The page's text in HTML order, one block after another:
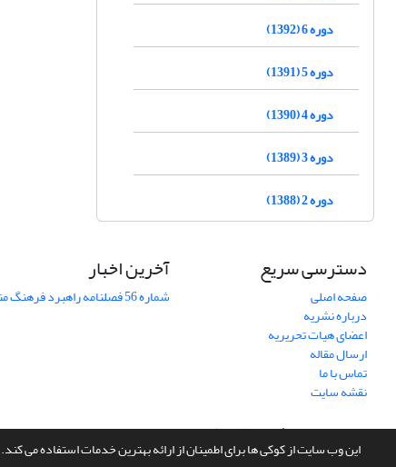
این وب سایت از کوکی ها برای اطمینان از ارائه بهترین خدمات استفاده می کند.
دوره 6 (1392)
دوره 5 (1391)
دوره 4 (1390)
دوره 3 (1389)
دوره 2 (1388)
دسترسی سریع
صفحه اصلی
درباره نشریه
اعضای هیات تحریریه
ارسال مقاله
تماس با ما
نقشه سایت
آخرین اخبار
شماره 56 فصلنامه راهبرد فرهنگ منتشر شد
سامانه مدیریت نشریات علمی.طراحی و پیاده سازی ازسیناوب